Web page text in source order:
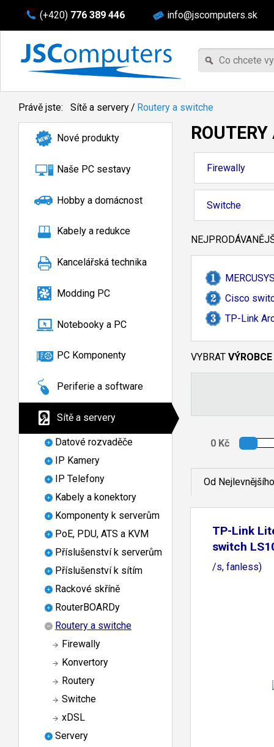
(+420) 776 389 446 info@jscomputers.sk
Právě jste: Sítě a servery/ Routery a switche
Nové produkty
Naše PC sestavy
Hobby a domácnost
Kabely a redukce
Kancelářská technika
Modding PC
Notebooky a PC
PC Komponenty
Periferie a software
Sítě a servery
Datové rozvaděče
IP Kamery
IP Telefony
Kabely a konektory
Komponenty k serverům
PoE, PDU, ATS a KVM
Příslušenství k serverům
Příslušenství k sítím
Rackové skříně
RouterBOARDy
Routery a switche
Firewally
Konvertory
Routery
Switche
xDSL
Servery
Firewally
Switche
Cisco
TP-Link
VYBRAT VÝROBCE
Od Nejlevnějšího
TP-Link
switch
(5x100Mb
/s, fanless)